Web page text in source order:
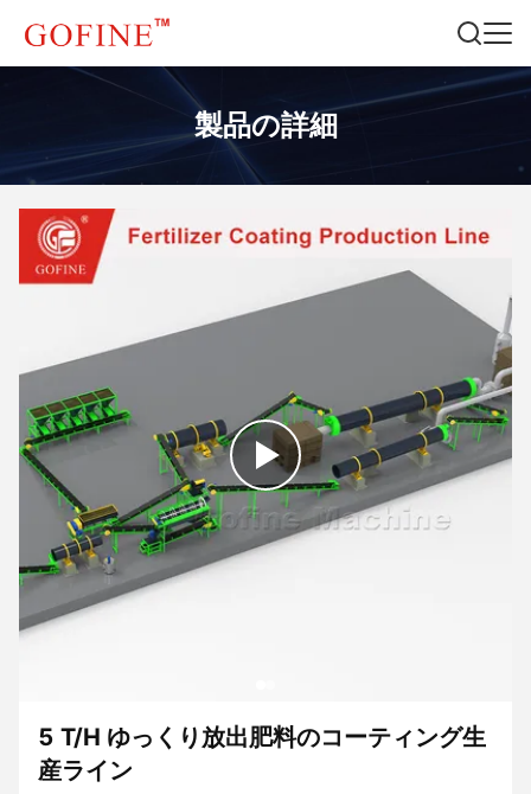
製品の詳細
5 T/H ゆっくり放出肥料のコーティング生
産ライン